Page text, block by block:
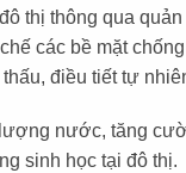
thị thông qua
các bề mặt
điều tiết tự
nước, tăng
sinh học tại đô thị.